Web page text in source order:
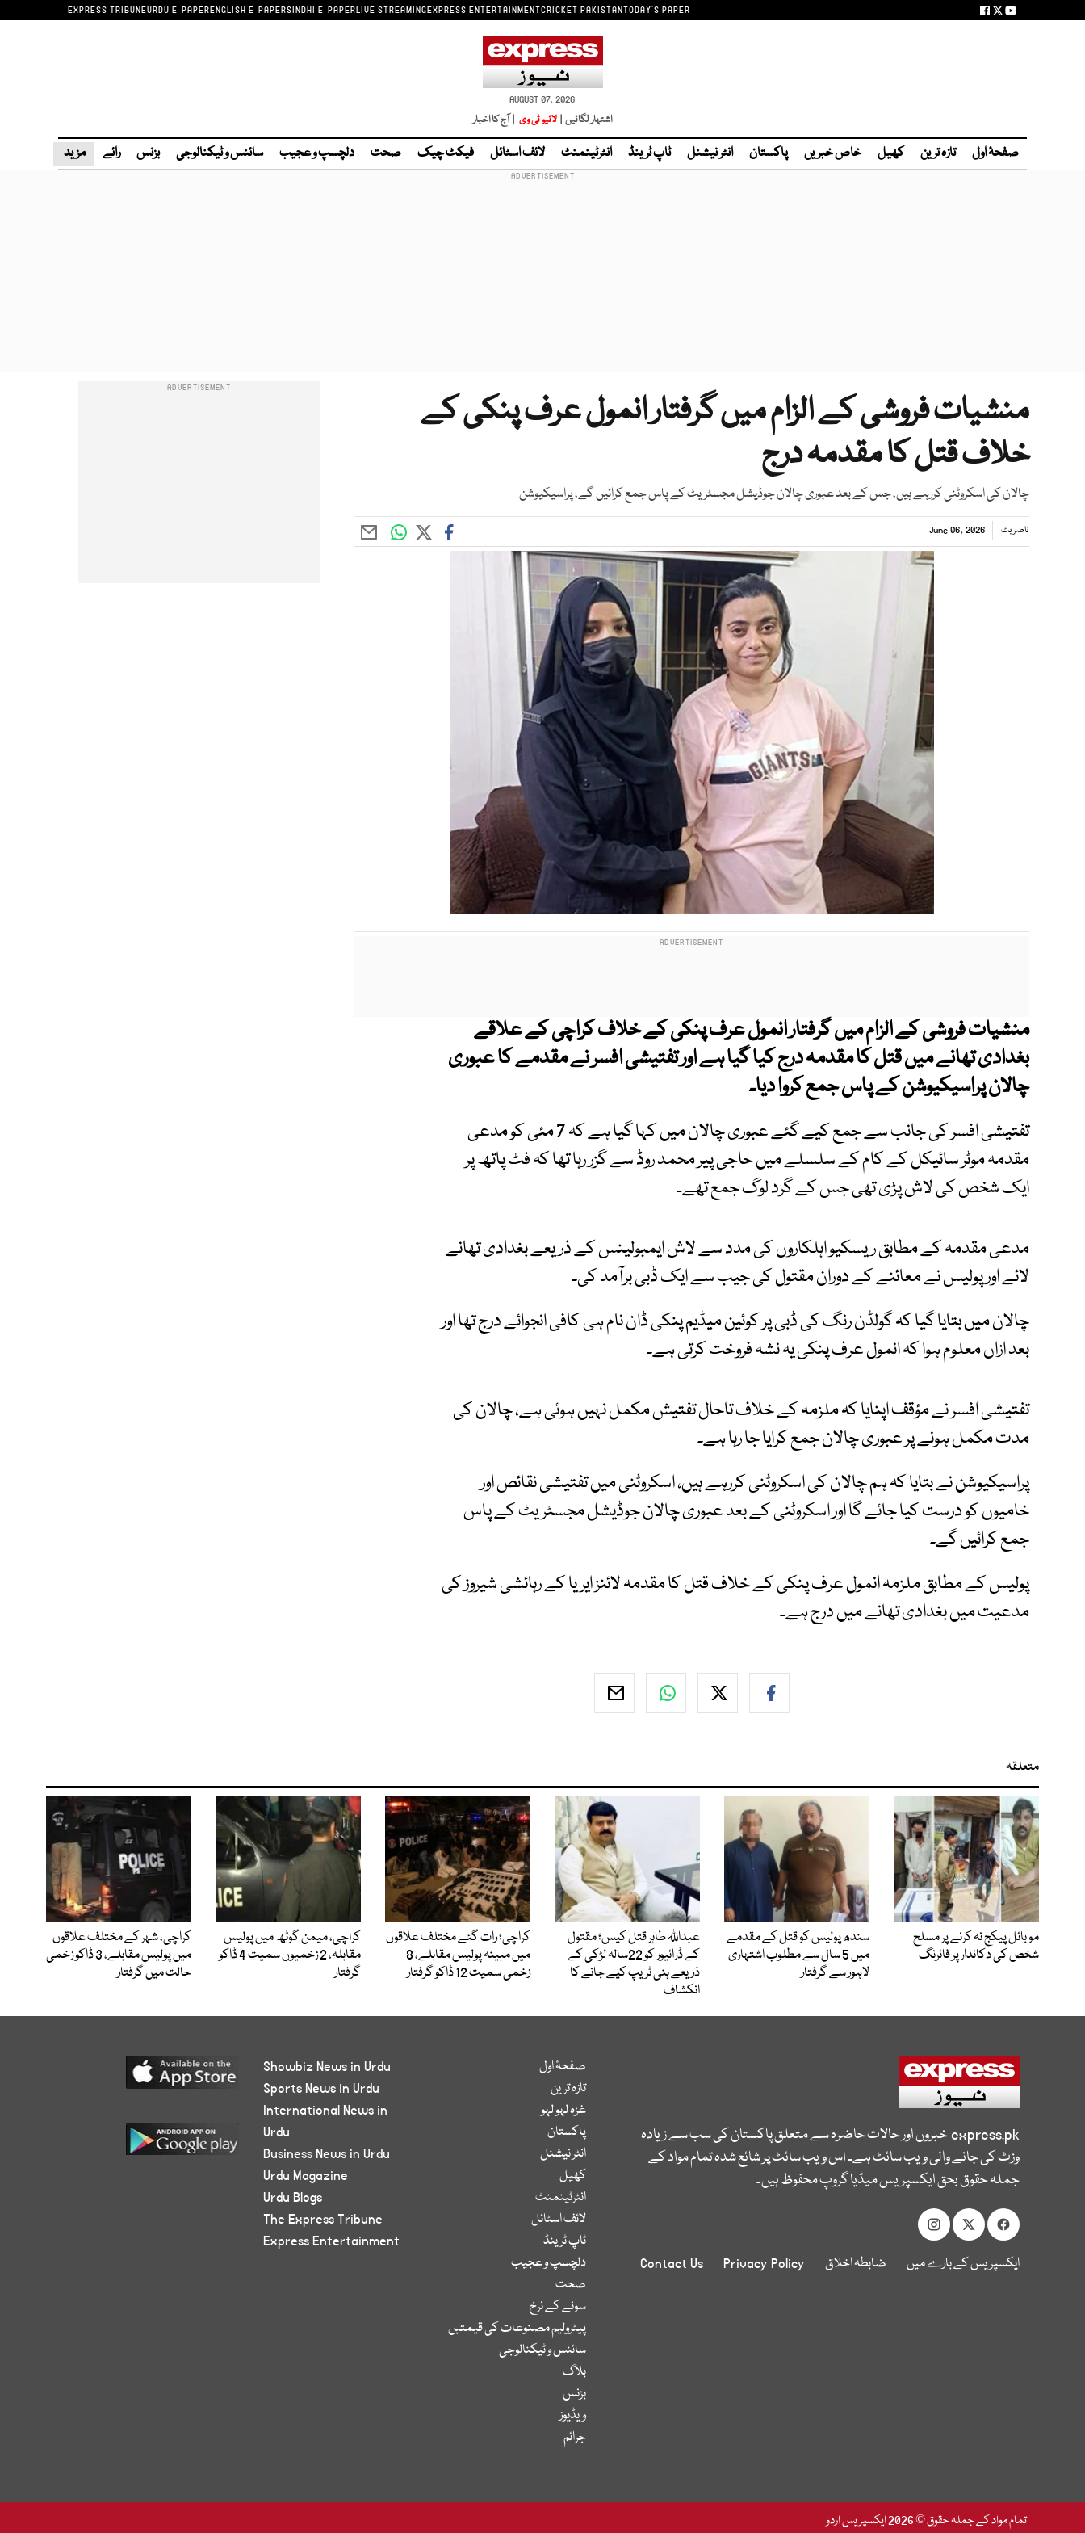
EXPRESS TRIBUNEURDU E-PAPERENGLISH E-PAPERSINDHI E-PAPERLIVE STREAMINGEXPRESS ENTERTAINMENTCRICKET PAKISTANTODAY'S PAPER
AUGUST 07, 2026
اشتہار لگائیں | لائیو ٹی وی | آج کا اخبار
صفحۂ اول تازہ ترین کھیل خاص خبریں پاکستان انٹر نیشنل ٹاپ ٹرینڈ انٹرٹینمنٹ لائف اسٹائل فیکٹ چیک صحت دلچسپ و عجیب سائنس و ٹیکنالوجی بزنس رائے مزید
منشیات فروشی کے الزام میں گرفتار انمول عرف پنکی کے
خلاف قتل کا مقدمہ درج
چالان کی اسکروٹنی کررہے ہیں، جس کے بعد عبوری چالان جوڈیشل مجسٹریٹ کے پاس جمع کرائیں گے، پراسیکیوشن
ناصر بٹ June 06, 2026
منشیات فروشی کے الزام میں گرفتار انمول عرف پنکی کے خلاف کراچی کے علاقے
بغدادی تھانے میں قتل کا مقدمہ درج کیا گیا ہے اور تفتیشی افسر نے مقدمے کا عبوری
چالان پراسیکیوشن کے پاس جمع کروا دیا۔
تفتیشی افسر کی جانب سے جمع کیے گئے عبوری چالان میں کہا گیا ہے کہ 7 مئی کو مدعی
مقدمہ موٹر سائیکل کے کام کے سلسلے میں حاجی پیر محمد روڈ سے گزر رہا تھا کہ فٹ پاتھ پر
ایک شخص کی لاش پڑی تھی جس کے گرد لوگ جمع تھے۔
مدعی مقدمہ کے مطابق ریسکیو اہلکاروں کی مدد سے لاش ایمبولینس کے ذریعے بغدادی تھانے
لائے اور پولیس نے معائنے کے دوران مقتول کی جیب سے ایک ڈبی برآمد کی۔
چالان میں بتایا گیا کہ گولڈن رنگ کی ڈبی پر کوئین میڈیم پنکی ڈان نام ہی کافی انجوائے درج تھا اور
بعد ازاں معلوم ہوا کہ انمول عرف پنکی یہ نشہ فروخت کرتی ہے۔
تفتیشی افسر نے مؤقف اپنایا کہ ملزمہ کے خلاف تاحال تفتیش مکمل نہیں ہوئی ہے، چالان کی
مدت مکمل ہونے پر عبوری چالان جمع کرایا جا رہا ہے۔
پراسیکیوشن نے بتایا کہ ہم چالان کی اسکروٹنی کررہے ہیں، اسکروٹنی میں تفتیشی نقائص اور
خامیوں کو درست کیا جائے گا اور اسکروٹنی کے بعد عبوری چالان جوڈیشل مجسٹریٹ کے پاس
جمع کرائیں گے۔
پولیس کے مطابق ملزمہ انمول عرف پنکی کے خلاف قتل کا مقدمہ لائنز ایریا کے رہائشی شیروز کی
مدعیت میں بغدادی تھانے میں درج ہے۔
متعلقہ
موبائل پیکج نہ کرنے پر مسلح
شخص کی دکاندار پر فائرنگ
سندھ پولیس کو قتل کے مقدمے
میں 5 سال سے مطلوب اشتہاری
لاہور سے گرفتار
عبداللہ طاہر قتل کیس؛ مقتول
کے ڈرائیور کو 22سالہ لڑکی کے
ذریعے ہنی ٹریپ کیے جانے کا
انکشاف
کراچی؛ رات گئے مختلف علاقوں
میں مبینہ پولیس مقابلے، 8
زخمی سمیت 12 ڈاکو گرفتار
کراچی، میمن گوٹھ میں پولیس
مقابلہ، 2 زخمیوں سمیت 4 ڈاکو
گرفتار
کراچی، شہر کے مختلف علاقوں
میں پولیس مقابلے، 3 ڈاکو زخمی
حالت میں گرفتار
express.pkخبروں اور حالات حاضرہ سے متعلق پاکستان کی سب سے زیادہ
وزٹ کی جانے والی ویب سائٹ ہے۔ اس ویب سائٹ پر شائع شدہ تمام مواد کے
جملہ حقوق بحق ایکسپریس میڈیا گروپ محفوظ ہیں۔
ایکسپریس کے بارے میں ضابطہ اخلاق Privacy Policy
Contact Us
صفحۂ اول
تازہ ترین
غزہ لہو لہو
پاکستان
انٹر نیشنل
کھیل
انٹرٹینمنٹ
لائف اسٹائل
ٹاپ ٹرینڈ
دلچسپ و عجیب
صحت
سونے کے نرخ
پیٹرولیم مصنوعات کی قیمتیں
سائنس و ٹیکنالوجی
بلاگ
بزنس
ویڈیوز
جرائم
Showbiz News in Urdu
Sports News in Urdu
International News in
Urdu
Business News in Urdu
Urdu Magazine
Urdu Blogs
The Express Tribune
Express Entertainment
تمام مواد کے جملہ حقوق © 2026 ایکسپریس اردو